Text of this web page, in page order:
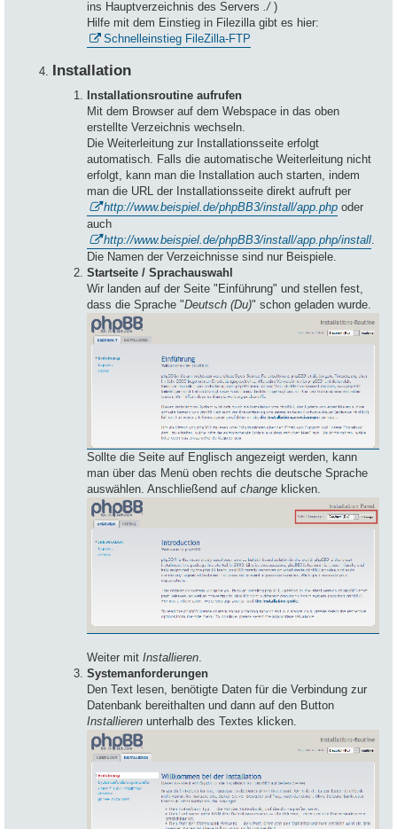
ins Hauptverzeichnis des Servers ./)
Hilfe mit dem Einstieg in Filezilla gibt es hier:
Schnelleinstieg FileZilla-FTP
Installation
Installationsroutine aufrufen
Mit dem Browser auf dem Webspace in das oben
erstellte Verzeichnis wechseln.
Die Weiterleitung zur Installationsseite erfolgt
automatisch. Falls die automatische Weiterleitung nicht
erfolgt, kann man die Installation auch starten, indem
man die URL der Installationsseite direkt aufruft per
http://www.beispiel.de/phpBB3/install/app.php oder
auch
http://www.beispiel.de/phpBB3/install/app.php/install.
Die Namen der Verzeichnisse sind nur Beispiele.
Startseite / Sprachauswahl
Wir landen auf der Seite "Einführung" und stellen fest,
dass die Sprache "Deutsch (Du)" schon geladen wurde.
Sollte die Seite auf Englisch angezeigt werden, kann
man über das Menü oben rechts die deutsche Sprache
auswählen. Anschließend auf change klicken.
Weiter mit Installieren.
Systemanforderungen
Den Text lesen, benötigte Daten für die Verbindung zur
Datenbank bereithalten und dann auf den Button
Installieren unterhalb des Textes klicken.